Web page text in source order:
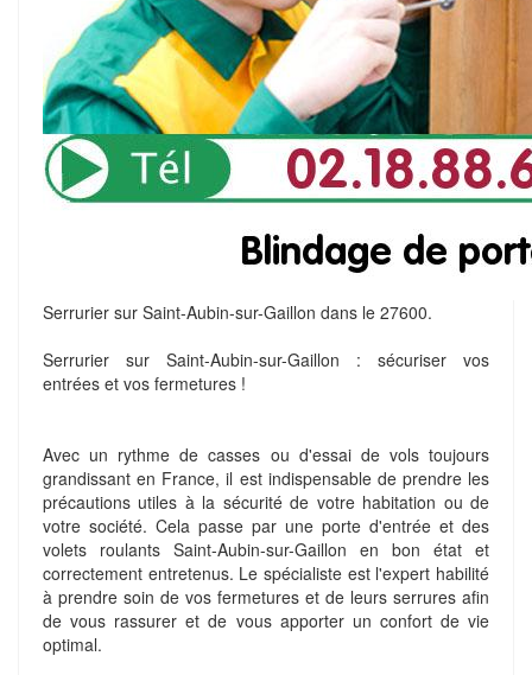
Serrurier sur Saint-Aubin-sur-Gaillon dans le 27600.
Serrurier sur Saint-Aubin-sur-Gaillon : sécuriser vos
entrées et vos fermetures !
Avec un rythme de casses ou d'essai de vols toujours
grandissant en France, il est indispensable de prendre les
précautions utiles à la sécurité de votre habitation ou de
votre société. Cela passe par une porte d'entrée et des
volets roulants Saint-Aubin-sur-Gaillon en bon état et
correctement entretenus. Le spécialiste est l'expert habilité
à prendre soin de vos fermetures et de leurs serrures afin
de vous rassurer et de vous apporter un confort de vie
optimal.